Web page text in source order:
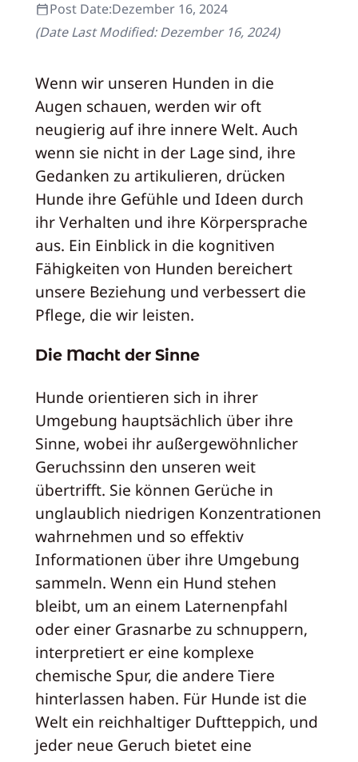
Post Date:Dezember 16, 2024
(Date Last Modified:Dezember 16, 2024)
Wenn wir unseren Hunden in die
Augen schauen, werden wir oft
neugierig auf ihre innere Welt. Auch
wenn sie nicht in der Lage sind, ihre
Gedanken zu artikulieren, drücken
Hunde ihre Gefühle und Ideen durch
ihr Verhalten und ihre Körpersprache
aus. Ein Einblick in die kognitiven
Fähigkeiten von Hunden bereichert
unsere Beziehung und verbessert die
Pflege, die wir leisten.
Die Macht der Sinne
Hunde orientieren sich in ihrer
Umgebung hauptsächlich über ihre
Sinne, wobei ihr außergewöhnlicher
Geruchssinn den unseren weit
übertrifft. Sie können Gerüche in
unglaublich niedrigen Konzentrationen
wahrnehmen und so effektiv
Informationen über ihre Umgebung
sammeln. Wenn ein Hund stehen
bleibt, um an einem Laternenpfahl
oder einer Grasnarbe zu schnuppern,
interpretiert er eine komplexe
chemische Spur, die andere Tiere
hinterlassen haben. Für Hunde ist die
Welt ein reichhaltiger Duftteppich, und
jeder neue Geruch bietet eine